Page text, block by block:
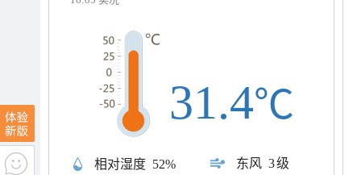
相对湿度 52% 东风 3级
31.4℃